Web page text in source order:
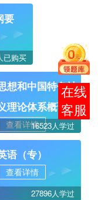
要
已购买
想和中国特色社
理论体系概论
查看详情16523人学过
语（专）
查看详情
27896人学过
报考
咨询